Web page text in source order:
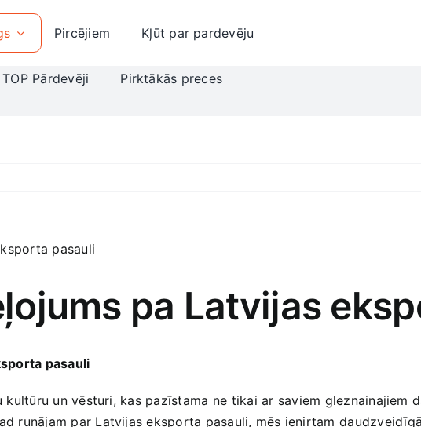
Pircējiem Kļūt par pardevēju
TOP Pārdevēji
Pirktākās preces
pa Latvijas
pasauli
un vēsturi, kas pazīstama⁤ ne ⁣tikai ar saviem gleznainajiem
runājam‌ par ‌Latvijas eksporta pasauli, mēs ienirtam